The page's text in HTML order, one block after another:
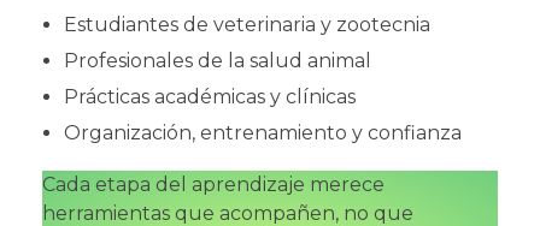
Estudiantes de veterinaria y zootecnia
Profesionales de la salud animal
Prácticas académicas y clínicas
Organización, entrenamiento y confianza
Cada etapa del aprendizaje merece
herramientas que acompañen, no que